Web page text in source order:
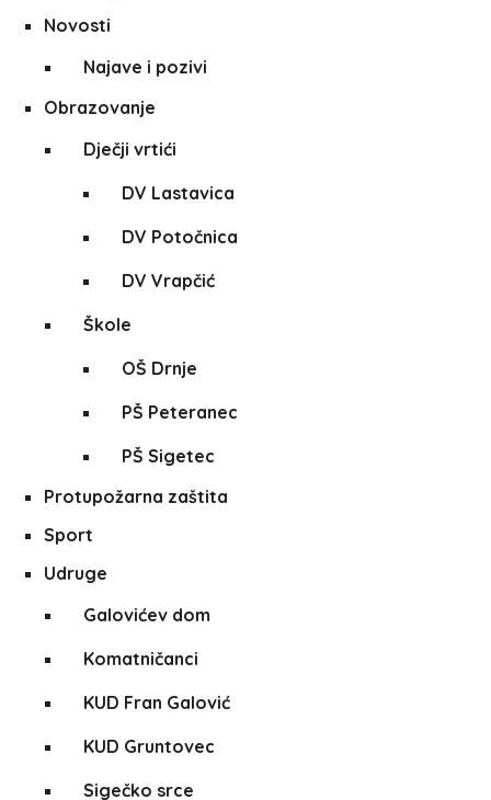
Novosti
Najave i pozivi
Obrazovanje
Dječji vrtići
DV Lastavica
DV Potočnica
DV Vrapčić
Škole
OŠ Drnje
PŠ Peteranec
PŠ Sigetec
Protupožarna zaštita
Sport
Udruge
Galovićev dom
Komatničanci
KUD Fran Galović
KUD Gruntovec
Sigečko srce